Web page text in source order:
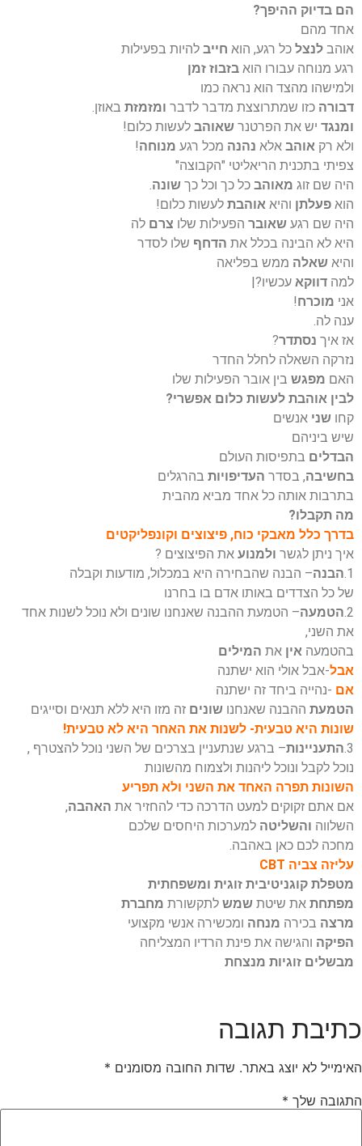
הם בדיוק ההיפך?
אחד מהם
אוהב לנצל כל רגע, הוא חייב להיות בפעילות
רגע מנוחה עבורו הוא בזבוז זמן
ולמישהו מהצד הוא נראה כמו
דבורה כזו שמתרוצצת מדבר לדבר ומזמזת באוזן.
ומנגד יש את הפרטנר שאוהב לעשות כלום!
ולא רק אוהב אלא נהנה מכל רגע מנוחה!
צפיתי בתכנית הריאליטי "הקבוצה"
היה שם זוג מאוהב כל כך וכל כך שונה.
הוא פעלתן והיא אוהבת לעשות כלום!
היה שם רגע שאובר הפעילות שלו צרם לה
היא לא הבינה בכלל את הדחף שלו לסדר
והיא שאלה ממש בפליאה
למה דווקא עכשיו?|
אני מוכרח!
ענה לה.
אז איך נסתדר?
נזרקה השאלה לחלל החדר
האם מפגש בין אובר הפעילות שלו
לבין אוהבת לעשות כלום אפשרי?
קחו שני אנשים
שיש ביניהם
הבדלים בתפיסות העולם
בחשיבה, בסדר העדיפויות בהרגלים
בתרבות אותה כל אחד מביא מהבית
מה תקבלו?
בדרך כלל מאבקי כוח, פיצוצים וקונפליקטים
איך ניתן לגשר ולמנוע את הפיצוצים ?
1. הבנה– הבנה שהבחירה היא במכלול, מודעות וקבלה
של כל הצדדים באותו אדם בו בחרנו
2. הטמעה– הטמעת ההבנה שאנחנו שונים ולא נוכל לשנות אחד
את השני,
בהטמעה אין את המילים
אבל-אבל אולי הוא ישתנה
אם -נהייה ביחד זה ישתנה
הטמעת ההבנה שאנחנו שונים זה מזו היא ללא תנאים וסייגים
שונות היא טבעית- לשנות את האחר היא לא טבעית!
3. התעניינות– ברגע שנתעניין בצרכים של השני נוכל להצטרף ,
נוכל לקבל ונוכל ליהנות ולצמוח מהשונות
השונות תפרה האחד את השני ולא תפריע
אם אתם זקוקים למעט הדרכה כדי להחזיר את האהבה,
השלווה והשליטה למערכות היחסים שלכם
מחכה לכם כאן באהבה.
עליזה צביה CBT
מטפלת קוגניטיבית זוגית ומשפחתית
מפתחת את שיטת שמש לתקשורת מחברת
מרצה בכירה מנחה ומכשירה אנשי מקצועי
הפיקה והגישה את פינת הרדיו המצליחה
מבשלים זוגיות מנצחת
כתיבת תגובה
האימייל לא יוצג באתר. שדות החובה מסומנים *
התגובה שלך *